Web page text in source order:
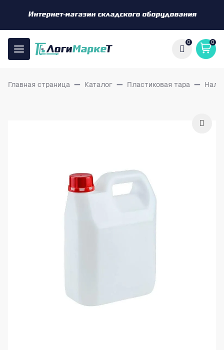
Интернет-магазин складского оборудования
0 0
Главная страница — Каталог — Пластиковая тара —